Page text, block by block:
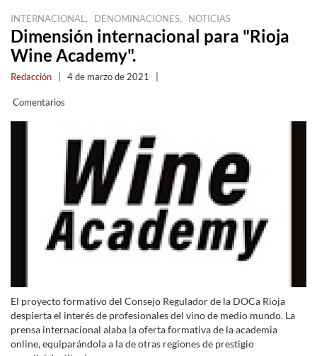
INTERNACIONAL , DENOMINACIONES, NOTICIAS
Dimensión internacional para "Rioja
Wine Academy".
Redacción 4 de marzo de 2021
Comentarios
El proyecto formativo del Consejo Regulador de la DOCa Rioja
despierta el interés de profesionales del vino de medio mundo. La
prensa internacional alaba la oferta formativa de la academia
online, equiparándola a la de otras regiones de prestigio